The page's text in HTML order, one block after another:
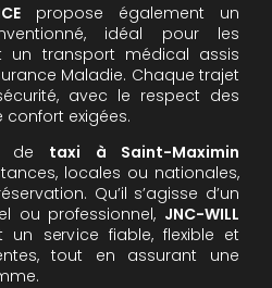
propose également un
idéal pour les
un transport médical assis
Maladie. Chaque trajet
avec le respect des
confort exigées.
de taxi à Saint-Maximin
locales ou nationales,
Qu’il s’agisse d’un
ou professionnel, JNC-WILL
un service fiable, flexible et
tout en assurant une